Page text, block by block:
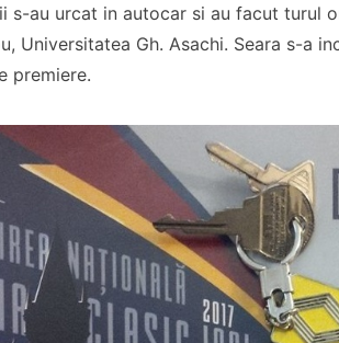
s-au urcat in autocar si au facut turul
Universitatea Gh. Asachi. Seara s-a
premiere.